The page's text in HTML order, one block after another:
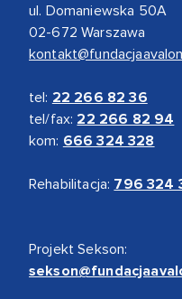
ul. Domaniewska 50A
02-672 Warszawa
tel: 22 266 82 36
tel/fax: 22 266 82 94
kom: 666 324 328
Rehabilitacja: 796 324
Projekt Sekson: